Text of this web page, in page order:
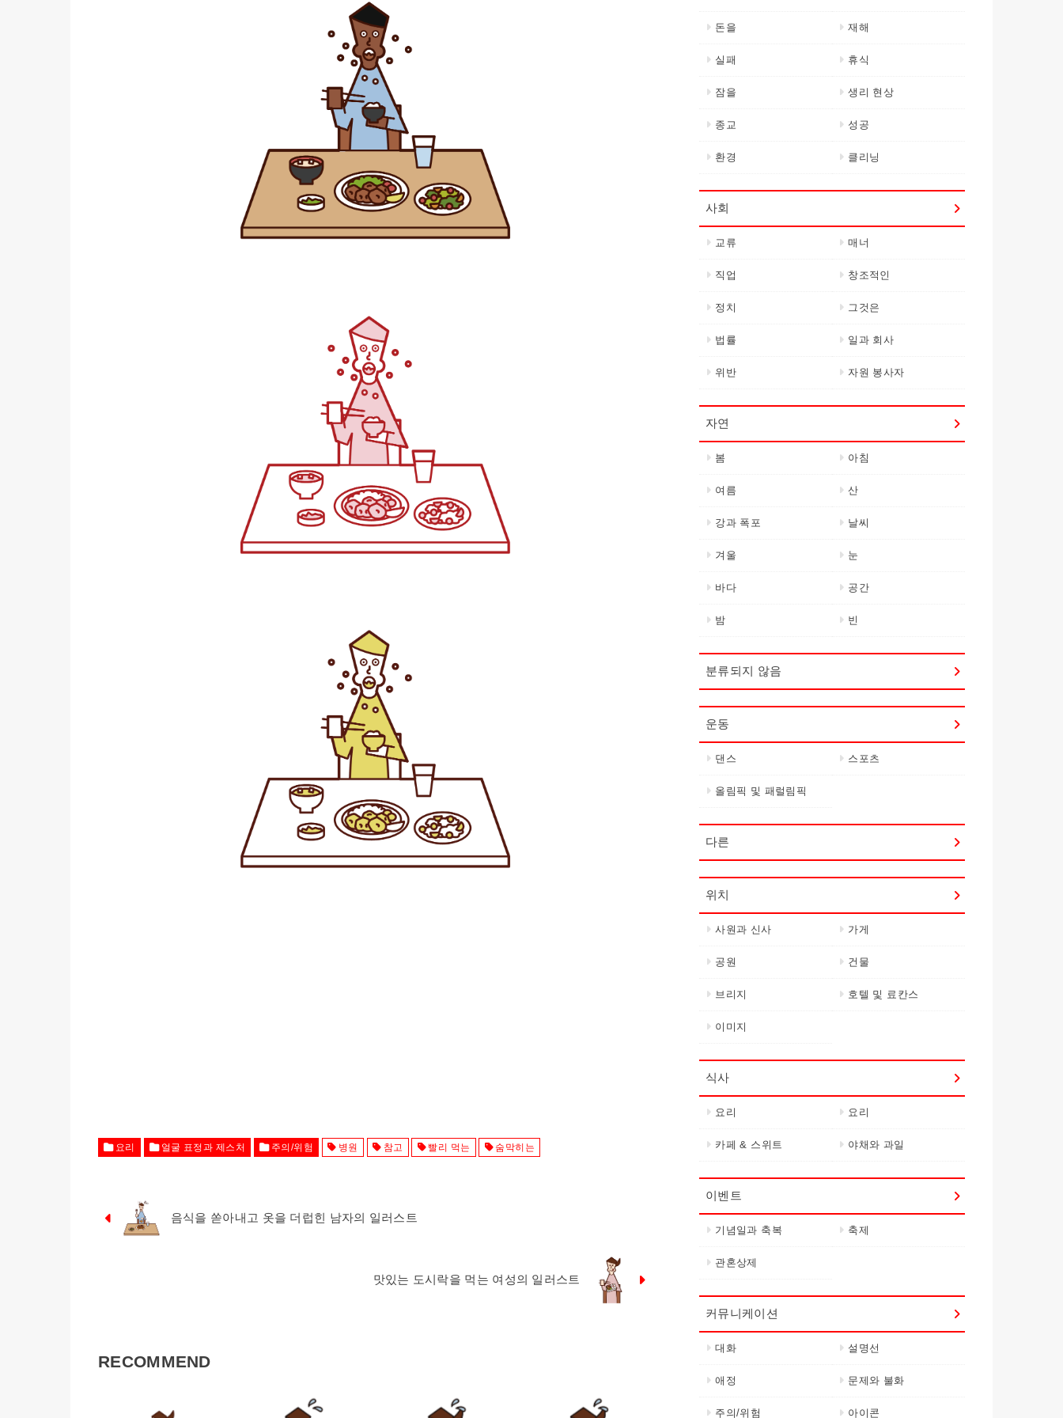
요리 얼굴 표정과 제스처 주의/위험 병원 참고 빨리 먹는 숨막히는
음식을 쏟아내고 옷을 더럽힌 남자의 일러스트
맛있는 도시락을 먹는 여성의 일러스트
RECOMMEND
돈을 재해
실패 휴식
잠을 생리 현상
종교 성공
환경 클리닝
사회
교류 매너
직업 창조적인
정치 그것은
법률 일과 회사
위반 자원 봉사자
자연
봄 아침
여름 산
강과 폭포 날씨
겨울 눈
바다 공간
밤 빈
분류되지 않음
운동
댄스 스포츠
올림픽 및 패럴림픽
다른
위치
사원과 신사 가게
공원 건물
브리지 호텔 및 료칸스
이미지
식사
요리 요리
카페 & 스위트 야채와 과일
이벤트
기념일과 축복 축제
관혼상제
커뮤니케이션
대화 설명선
애정 문제와 불화
주의/위험 아이콘